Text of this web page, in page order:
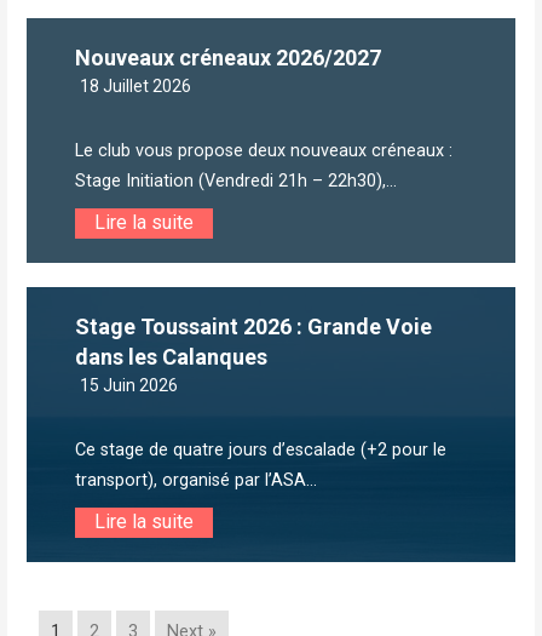
Nouveaux créneaux 2026/2027
18 Juillet 2026
Le club vous propose deux nouveaux créneaux :
Stage Initiation (Vendredi 21h – 22h30),...
Lire la suite
Stage Toussaint 2026 : Grande Voie
dans les Calanques
15 Juin 2026
Ce stage de quatre jours d’escalade (+2 pour le
transport), organisé par l’ASA...
Lire la suite